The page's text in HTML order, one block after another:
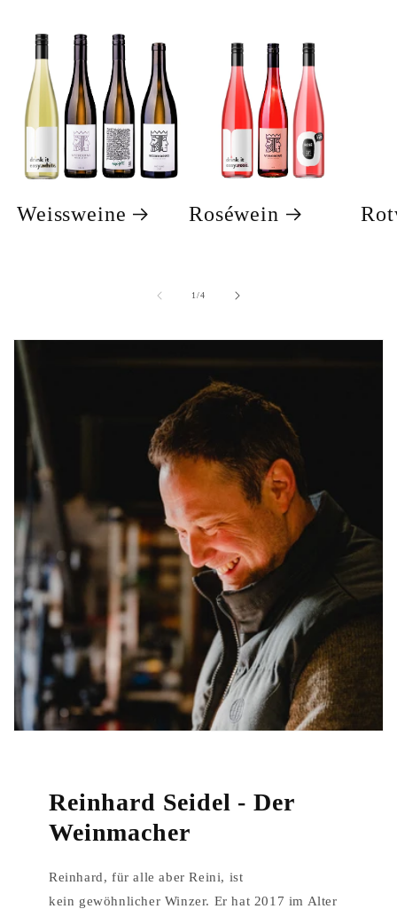
Weissweine Roséwein
1/von
4
Reinhard Seidel - Der
Weinmacher
Reinhard, für alle aber Reini, ist
kein gewöhnlicher Winzer. Er hat 2017 im Alter